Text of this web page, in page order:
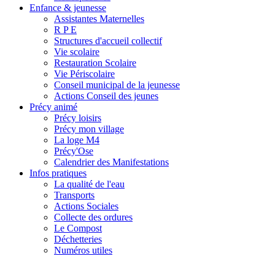
Enfance & jeunesse
Assistantes Maternelles
R P E
Structures d'accueil collectif
Vie scolaire
Restauration Scolaire
Vie Périscolaire
Conseil municipal de la jeunesse
Actions Conseil des jeunes
Précy animé
Précy loisirs
Précy mon village
La loge M4
Précy'Ose
Calendrier des Manifestations
Infos pratiques
La qualité de l'eau
Transports
Actions Sociales
Collecte des ordures
Le Compost
Déchetteries
Numéros utiles